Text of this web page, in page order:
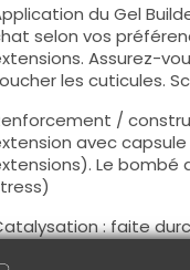
du Gel
selon vos
Assurez-
les cuticules.
/
avec
Le bombé
: faite